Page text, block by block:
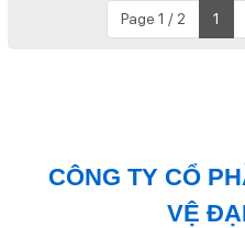
Page 1 / 2 1
CÔNG TY CỔ
VỆ